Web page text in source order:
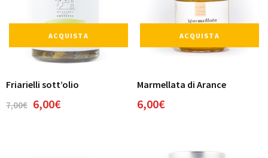
ACQUISTA
Friarielli sott’olio
7,00€ 6,00€
ACQUISTA
Marmellata di Arance
6,00€